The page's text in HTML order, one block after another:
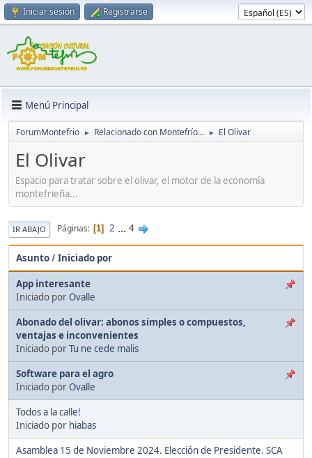
Iniciar sesión Registrarse
Menú Principal
ForumMontefrio ► Relacionado con Montefrío... ► El Olivar
El Olivar
Espacio para tratar sobre el olivar, el motor de la economía
montefrieña...
IR ABAJO Páginas 1 2 ... 4
Asunto/Iniciado por
App interesante
Iniciado por Ovalle
Abonado del olivar: abonos simples o compuestos,
ventajas e inconvenientes
Iniciado porTu ne cede malis
Software para el agro
Iniciado por Ovalle
Todos a la calle!
Iniciado por hiabas
Asamblea 15 de Noviembre 2024. Elección de Presidente. SCA